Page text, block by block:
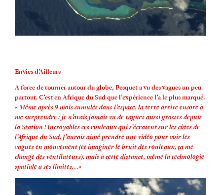
Envies d’Ailleurs
A force de tourner autour du globe, Pesquet a vu des vagues un peu
partout. C’est en Afrique du Sud que l’expérience l’a le plus marqué.
« Même après 9 mois cumulés dans l’espace, la terre arrive encore à
me surprendre : je n’avais jamais vu de vagues aussi grosses depuis
la Station ! Incroyables ces rouleaux qui s’écrasent sur les côtes de
l’Afrique du Sud. J’aurais aimé prendre une vidéo pour voir les
vagues en mouvement (et imaginer le bruit des rouleaux, ça me
change des ventilateurs), mais à cette distance, même la technologie
spatiale a ses limites…«